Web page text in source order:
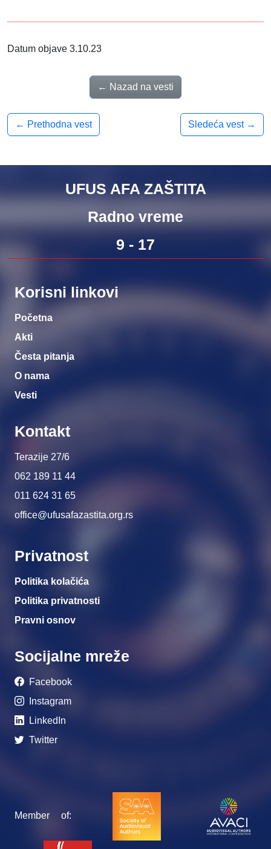
Datum objave 3.10.23
← Nazad na vesti
← Prethodna vest Sledeća vest →
UFUS AFA ZAŠTITA
Radno vreme
9 - 17
Korisni linkovi
Početna
Akti
Česta pitanja
O nama
Vesti
Kontakt
Terazije 27/6
062 189 11 44
011 624 31 65
office@ufusafazastita.org.rs
Privatnost
Politika kolačića
Politika privatnosti
Pravni osnov
Socijalne mreže
Facebook
Instagram
LinkedIn
Twitter
Member of: